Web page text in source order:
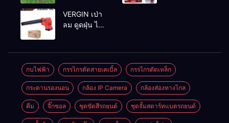
MAKTEC รุ่น MT2926A
VERGIN เป่า
ลม ดูดฝุ่น ไร้
กบไฟฟ้า กรรไกรตัดสายเคเบิ้ล กรรไกรตัดเหล็ก
กระดานรองนอน กล้อง IP Camera กล้องส่องทางไกล
คีม จิ๊กซอล ชุดขัดสีรถยนต์​ ชุดจั้มสตาร์ทแบตรถยนต์